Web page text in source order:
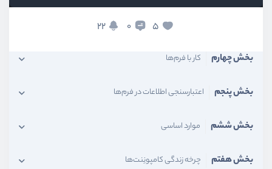
5
0
22 کامپونِنت‌ها
بخش چهارم کار با فرم‌ها
بخش پنجم اعتبارسنجی اطلاعات در فرم‌ها
بخش ششم موارد اساسی
بخش هفتم چرخه زندگی کامپونِنت‌ها